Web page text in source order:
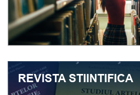
REVISTA STIINTIFICA